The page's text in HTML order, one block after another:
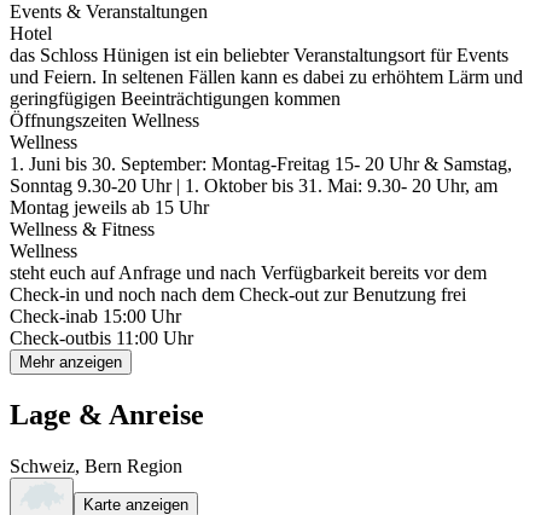
Events & Veranstaltungen
Hotel
das Schloss Hünigen ist ein beliebter Veranstaltungsort für Events
und Feiern. In seltenen Fällen kann es dabei zu erhöhtem Lärm und
geringfügigen Beeinträchtigungen kommen
Öffnungszeiten Wellness
Wellness
1. Juni bis 30. September: Montag-Freitag 15- 20 Uhr & Samstag,
Sonntag 9.30-20 Uhr | 1. Oktober bis 31. Mai: 9.30- 20 Uhr, am
Montag jeweils ab 15 Uhr
Wellness & Fitness
Wellness
steht euch auf Anfrage und nach Verfügbarkeit bereits vor dem
Check-in und noch nach dem Check-out zur Benutzung frei
Check-inab 15:00 Uhr
Check-outbis 11:00 Uhr
Mehr anzeigen
Lage & Anreise
Schweiz, Bern Region
Karte anzeigen